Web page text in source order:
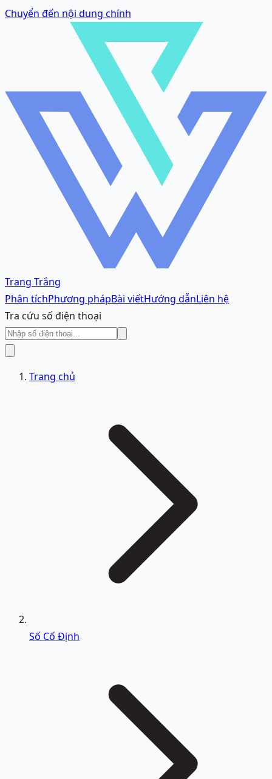
Chuyển đến nội dung chính
Trang Trắng
Phân tíchPhương phápBài viếtHướng dẫnLiên hệ
Tra cứu số điện thoại
Trang chủ
Số Cố Định